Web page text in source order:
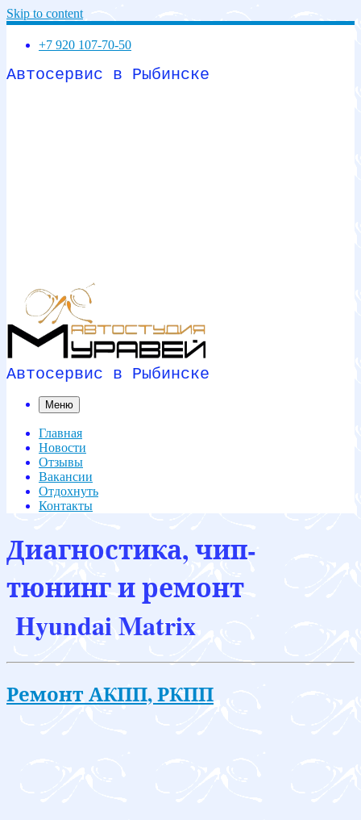
Skip to content
+7 920 107-70-50
Автосервис в Рыбинске
Автосервис в Рыбинске
Меню
Главная
Новости
Отзывы
Вакансии
Отдохнуть
Контакты
Диагностика, чип-
тюнинг и ремонт
Hyundai Matrix
Ремонт АКПП, РКПП